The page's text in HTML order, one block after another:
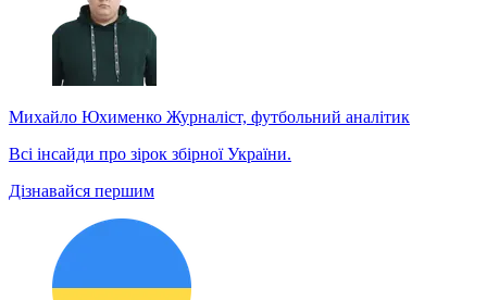
Михайло Юхименко Журналіст, футбольний аналітик
Всі інсайди про зірок збірної України.
Дізнавайся першим